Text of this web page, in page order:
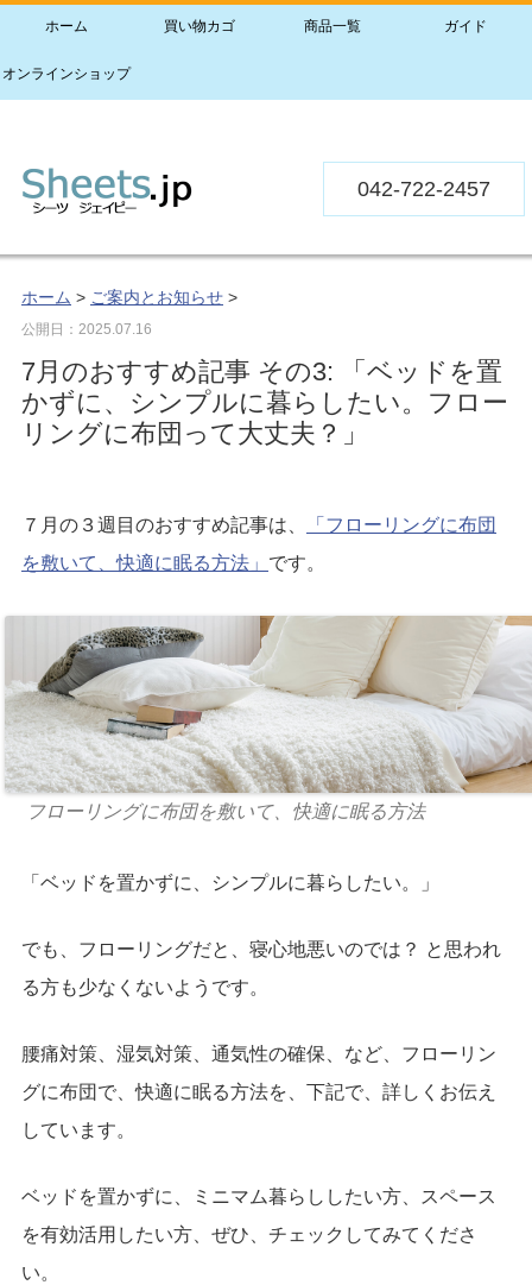
ホーム 買い物カゴ 商品一覧 ガイド
オンラインショップ
042-722-2457
ホーム > ご案内とお知らせ >
公開日： 2025.07.16
7月のおすすめ記事 その3: 「ベッドを置
かずに、シンプルに暮らしたい。フロー
リングに布団って大丈夫？」
７月の３週目のおすすめ記事は、
「フローリングに布団
を敷いて、快適に眠る方法」 です。
フローリングに布団を敷いて、快適に眠る方法
「ベッドを置かずに、シンプルに暮らしたい。」
でも、フローリングだと、寝心地悪いのでは？ と思われ
る方も少なくないようです。
腰痛対策、湿気対策、通気性の確保、など、フローリン
グに布団で、快適に眠る方法を、下記で、詳しくお伝え
しています。
ベッドを置かずに、ミニマム暮らししたい方、スペース
を有効活用したい方、ぜひ、チェックしてみてくださ
い。